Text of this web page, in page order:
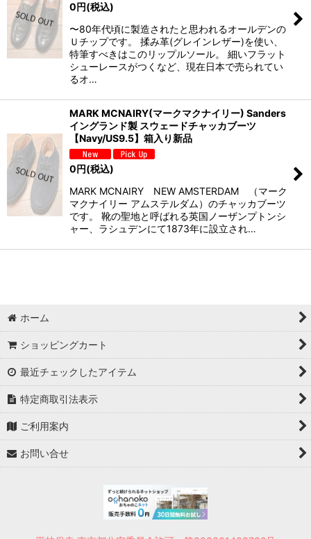
0円(税込)
〜80年代頃に製造されたと思われるオールデンの
Ｕチップです。 揉み革(グレインレザー)を使い、
特筆すべきはこのリップルソール。 細いフラット
シューレースがつくなど、現在日本で売られてい
るオ…
MARK MCNAIRY(マークマクナイリー) Sanders
イングランド製 スウェードチャッカブーツ
【Navy/US9.5】箱入り新品
0円(税込)
MARK MCNAIRY NEW AMSTERDAM （マーク
マクナイリー アムステルダム）のチャッカブーツ
です。 靴の聖地と呼ばれる英国ノーザンプトンシ
ャー、ラシュデンにて1873年に設立され…
ホーム
ショッピングカート
最近チェックしたアイテム
特定商取引法表示
ご利用案内
お問い合せ